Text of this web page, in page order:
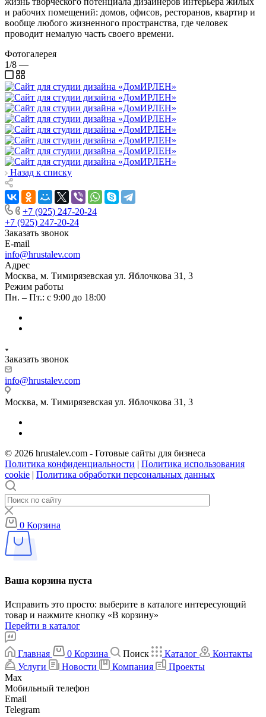
и рабочих помещений: домов, офисов, ресторанов, квартир и
вообще любого жизненного пространства, где человек
проводит немалую часть своего времени.
Фотогалерея
1/8 —
Назад к списку
+7 (925) 247-20-24
+7 (925) 247-20-24
Заказать звонок
E-mail
info@hrustalev.com
Адрес
Москва, м. Тимирязевская ул. Яблочкова 31, 3
Режим работы
Пн. – Пт.: с 9:00 до 18:00
Заказать звонок
info@hrustalev.com
Москва, м. Тимирязевская ул. Яблочкова 31, 3
© 2026 hrustalev.com - Готовые сайты для бизнеса
Политика конфиденциальности | Политика использования
cookie | Политика обработки персональных данных
0 Корзина
Ваша корзина пуста
Исправить это просто: выберите в каталоге интересующий
товар и нажмите кнопку «В корзину»
Перейти в каталог
Главная 0 Корзина Поиск Каталог
Контакты
Услуги
Новости Компания
Проекты
Max
Мобильный телефон
Email
Telegram